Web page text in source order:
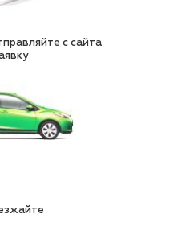
с сайта